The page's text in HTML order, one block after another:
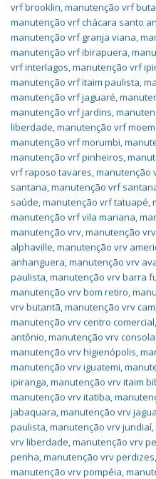
vrf brooklin,manutenção vrf
manutenção vrf chácara santo
manutenção vrf granja viana,
manutenção vrf ibirapuera,
vrf interlagos,manutenção vrf
manutenção vrf itaim paulista,
manutenção vrf jaguaré,
manutenção vrf jardins,
liberdade,manutenção vrf
manutenção vrf morumbi,
manutenção vrf pinheiros,
vrf raposo tavares,manutenção
santana,manutenção vrf
saúde,manutenção vrf tatuapé,
manutenção vrf vila mariana,
manutenção vrv,manutenção
alphaville,manutenção vrv
anhanguera,manutenção vrv
paulista,manutenção vrv barra
manutenção vrv bom retiro,
vrv butantã,manutenção vrv
manutenção vrv centro comercial,
antônio,manutenção vrv
manutenção vrv higienópolis,
manutenção vrv iguatemi,
ipiranga,manutenção vrv itaim
manutenção vrv itatiba,
jabaquara,manutenção vrv
paulista,manutenção vrv jundiaí,
vrv liberdade,manutenção vrv
penha,manutenção vrv perdizes,
manutenção vrv pompéia,